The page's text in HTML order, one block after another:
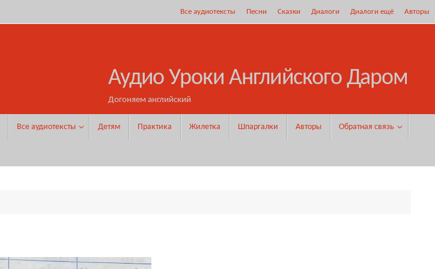
Все аудиотексты Песни Сказки Диалоги Диалоги ещё Авторы
Аудио Уроки Английского Даром
Догоняем английский
Все аудиотексты Детям Практика Жилетка Шпаргалки Авторы Обратная связь